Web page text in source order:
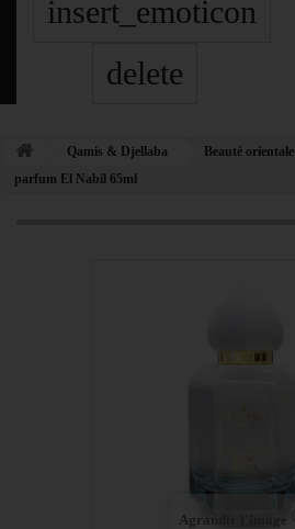
insert_emoticon
delete
Qamis & Djellaba Beauté orientale
parfum El Nabil 65ml
Agrandir l'image